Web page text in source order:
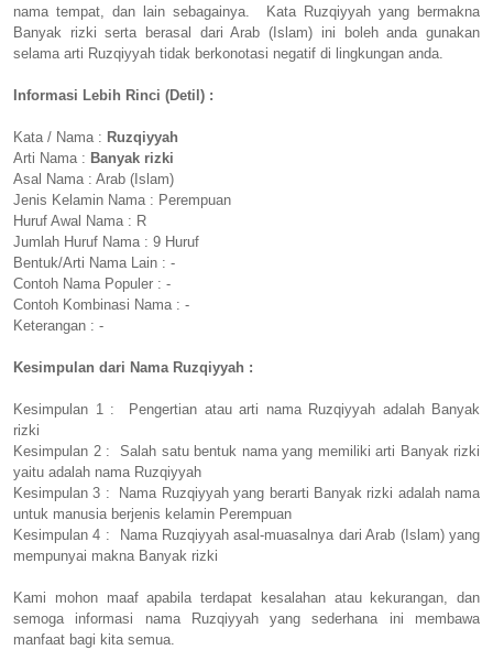
nama tempat, dan lain sebagainya. Kata Ruzqiyyah yang bermakna
Banyak rizki serta berasal dari Arab (Islam) ini boleh anda gunakan
selama arti Ruzqiyyah tidak berkonotasi negatif di lingkungan anda.
Informasi Lebih Rinci (Detil) :
Kata / Nama : Ruzqiyyah
Arti Nama : Banyak rizki
Asal Nama : Arab (Islam)
Jenis Kelamin Nama : Perempuan
Huruf Awal Nama : R
Jumlah Huruf Nama : 9 Huruf
Bentuk/Arti Nama Lain : -
Contoh Nama Populer : -
Contoh Kombinasi Nama : -
Keterangan : -
Kesimpulan dari Nama Ruzqiyyah :
Kesimpulan 1 : Pengertian atau arti nama Ruzqiyyah adalah Banyak
rizki
Kesimpulan 2 : Salah satu bentuk nama yang memiliki arti Banyak rizki
yaitu adalah nama Ruzqiyyah
Kesimpulan 3 : Nama Ruzqiyyah yang berarti Banyak rizki adalah nama
untuk manusia berjenis kelamin Perempuan
Kesimpulan 4 : Nama Ruzqiyyah asal-muasalnya dari Arab (Islam) yang
mempunyai makna Banyak rizki
Kami mohon maaf apabila terdapat kesalahan atau kekurangan, dan
semoga informasi nama Ruzqiyyah yang sederhana ini membawa
manfaat bagi kita semua.